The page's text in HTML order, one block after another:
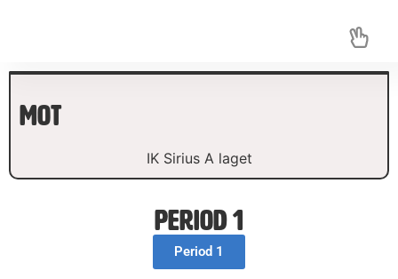
mot
IK Sirius A laget
Period 1
Period 1